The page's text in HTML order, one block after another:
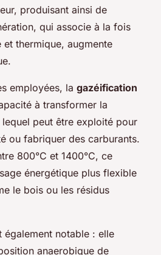
produisant ainsi de
qui associe à la fois
thermique, augmente
employées, la gazéification
à transformer la
peut être exploité pour
ou fabriquer des carburants.
800°C et 1400°C, ce
énergétique plus flexible
le bois ou les résidus
également notable : elle
anaerobique de